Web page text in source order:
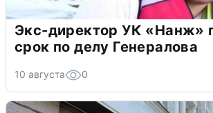
Экс-директор УК «Нанж»
срок по делу Генералова
10 августа 0